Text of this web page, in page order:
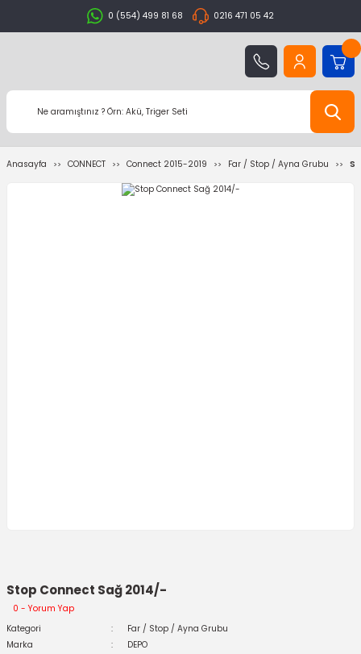
0 (554) 499 81 68 0216 471 05 42
Anasayfa CONNECT Connect 2015-2019 Far / Stop / Ayna Grubu
Stop Connect Sağ 2014/-
0 - Yorum Yap
Kategori
Far / Stop / Ayna Grubu
Marka
DEPO